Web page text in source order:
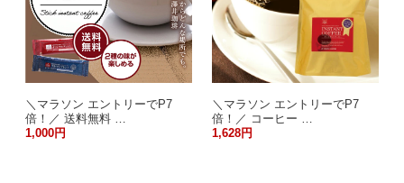
＼マラソン エントリーでP7
倍！／ 送料無料 …
1,000円
＼マラソン エントリーでP7
倍！／ コーヒー …
1,628円